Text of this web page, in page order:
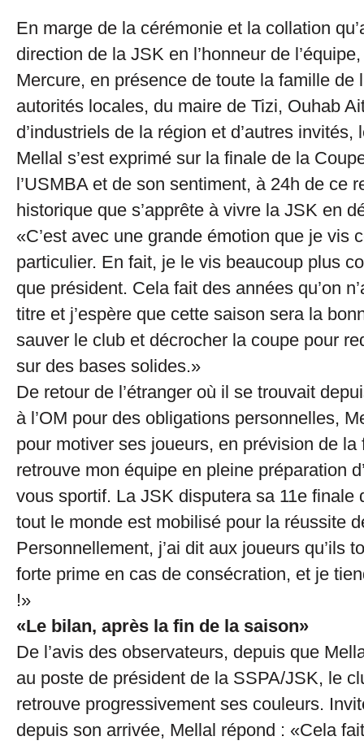
En marge de la cérémonie et la collation
direction de la JSK en l’honneur de
Mercure, en présence de toute la famille de
autorités locales, du maire de Tizi, Ouhab
d’industriels de la région et d’autres invités,
Mellal s’est exprimé sur la finale de la
l’USMBA et de son sentiment, à 24h de ce
historique que s’apprête à vivre la JSK en
«C’est avec une grande émotion que je vis
particulier. En fait, je le vis beaucoup plus
que président. Cela fait des années qu’on
titre et j’espère que cette saison sera la
sauver le club et décrocher la coupe pour
sur des bases solides.»
De retour de l’étranger où il se trouvait
à l’OM pour des obligations personnelles,
pour motiver ses joueurs, en prévision de la
retrouve mon équipe en pleine préparation
vous sportif. La JSK disputera sa 11e finale
tout le monde est mobilisé pour la réussite
Personnellement, j’ai dit aux joueurs qu’ils
forte prime en cas de consécration, et je
!»
«Le bilan, après la fin de la saison»
De l’avis des observateurs, depuis que
au poste de président de la SSPA/JSK, le
retrouve progressivement ses couleurs.
depuis son arrivée, Mellal répond : «Cela